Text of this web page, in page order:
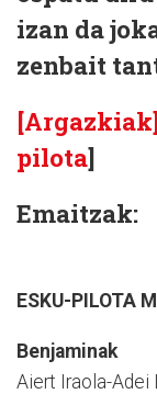
izan da
zenbait
pilota]
Emaitzak:
ESKU-PILOTA
Benjaminak
Aiert Iraola-Adei